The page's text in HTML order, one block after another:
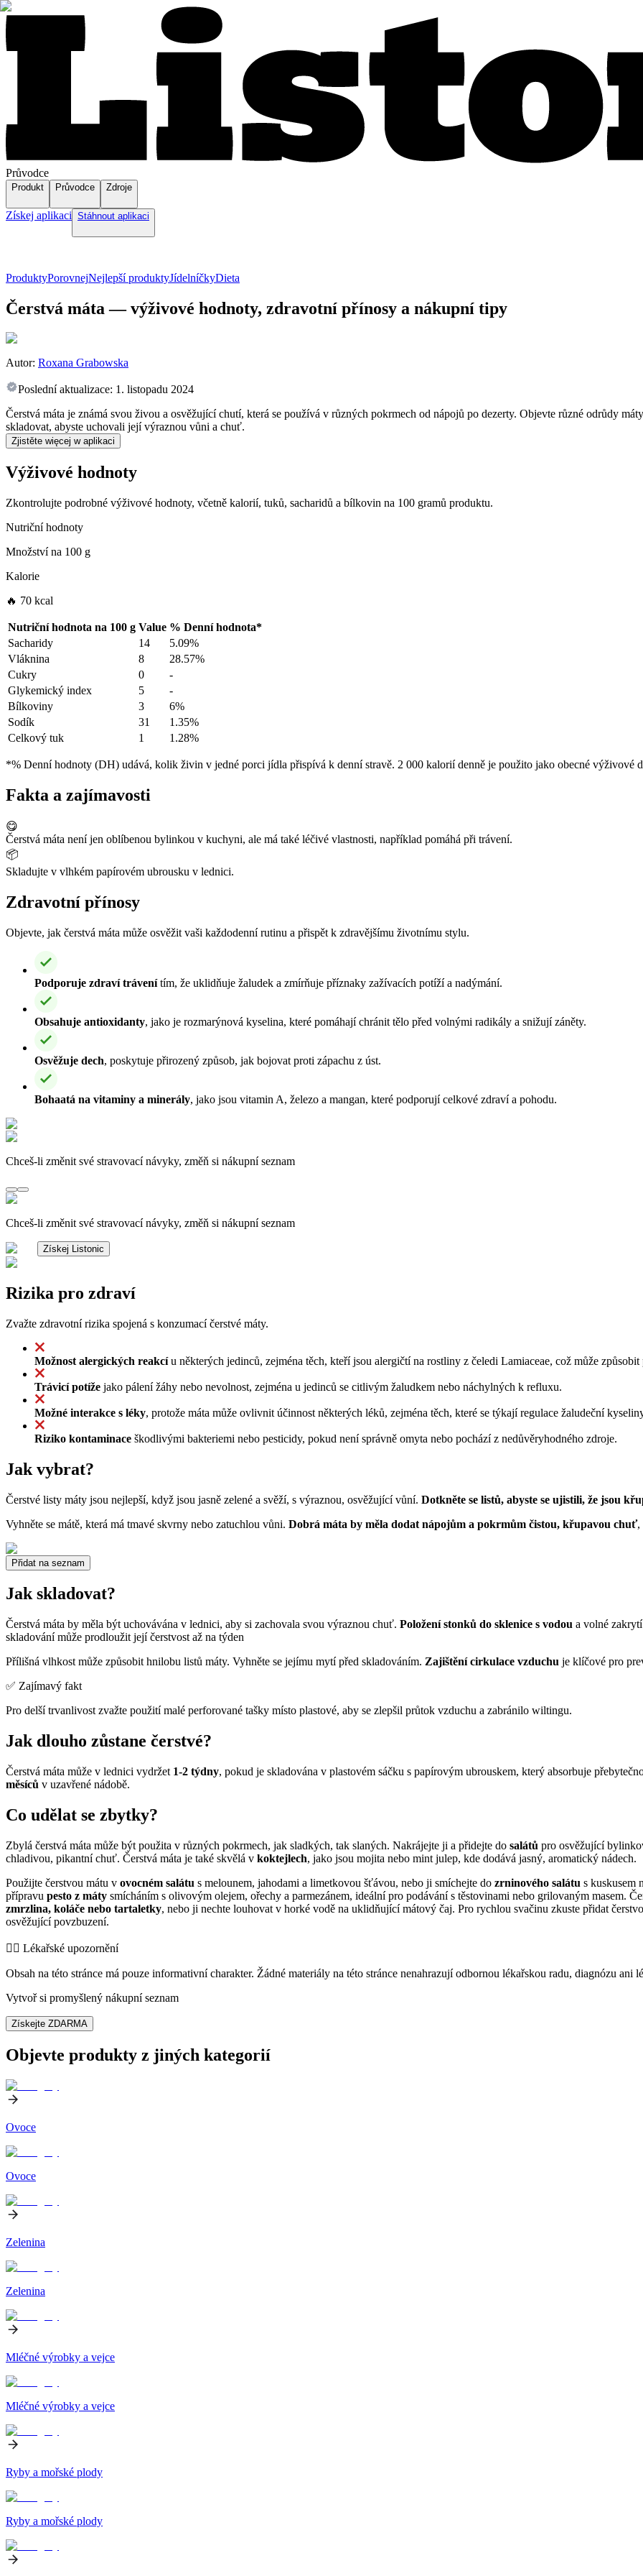
Průvodce
Produkt Průvodce Zdroje
Získej aplikaci Stáhnout aplikaci
ProduktyPorovnejNejlepší produktyJídelníčkyDieta
Čerstvá máta — výživové hodnoty, zdravotní přínosy a nákupní tipy
Autor: Roxana Grabowska
Poslední aktualizace: 1. listopadu 2024
Čerstvá máta je známá svou živou a osvěžující chutí, která se používá v různých pokrmech od nápojů po dezerty. Objevte různé odrůdy
skladovat, abyste uchovali její výraznou vůni a chuť.
Zjistěte więcej w aplikaci
Výživové hodnoty
Zkontrolujte podrobné výživové hodnoty, včetně kalorií, tuků, sacharidů a bílkovin na 100 gramů produktu.
Nutriční hodnoty
Množství na 100 g
Kalorie
🔥 70 kcal
Nutriční hodnota na 100 g Value % Denní hodnota*
Sacharidy
14
5.09%
Vláknina
8
28.57%
Cukry
0
-
Glykemický index
5
-
Bílkoviny
3
6%
Sodík
31
1.35%
Celkový tuk
1 1.28%
*% Denní hodnoty (DH) udává, kolik živin v jedné porci jídla přispívá k denní stravě. 2 000 kalorií denně je použito jako obecné výživové
Fakta a zajímavosti
😋
Čerstvá máta není jen oblíbenou bylinkou v kuchyni, ale má také léčivé vlastnosti, například pomáhá při trávení.
📦
Skladujte v vlhkém papírovém ubrousku v lednici.
Zdravotní přínosy
Objevte, jak čerstvá máta může osvěžit vaši každodenní rutinu a přispět k zdravějšímu životnímu stylu.
Podporuje zdraví trávenítím, že uklidňuje žaludek a zmírňuje příznaky zažívacích potíží a nadýmání.
Obsahuje antioxidanty, jako je rozmarýnová kyselina, které pomáhají chránit tělo před volnými radikály a snižují záněty.
Osvěžuje dech, poskytuje přirozený způsob, jak bojovat proti zápachu z úst.
Bohaatá na vitaminy a minerály, jako jsou vitamin A, železo a mangan, které podporují celkové zdraví a pohodu.
Chceš-li změnit své stravovací návyky, změň si nákupní seznam
Chceš-li změnit své stravovací návyky, změň si nákupní seznam
Získej Listonic
Rizika pro zdraví
Zvažte zdravotní rizika spojená s konzumací čerstvé máty.
Možnost alergických reakcíu některých jedinců, zejména těch, kteří jsou alergičtí na rostliny z čeledi Lamiaceae, což může
Trávicí potíže jako pálení žáhy nebo nevolnost, zejména u jedinců se citlivým žaludkem nebo náchylných k refluxu.
Možné interakce s léky, protože máta může ovlivnit účinnost některých léků, zejména těch, které se týkají regulace žaludeční
Riziko kontaminace škodlivými bakteriemi nebo pesticidy, pokud není správně omyta nebo pochází z nedůvěryhodného zdroje.
Jak vybrat?
Čerstvé listy máty jsou nejlepší, když jsou jasně zelené a svěží, s výraznou, osvěžující vůní. Dotkněte se listů, abyste se ujistili, že jsou
Vyhněte se mátě, která má tmavé skvrny nebo zatuchlou vůni. Dobrá máta by měla dodat nápojům a pokrmům čistou, křupavou chuť,
Přidat na seznam
Jak skladovat?
Čerstvá máta by měla být uchovávána v lednici, aby si zachovala svou výraznou chuť. Položení stonků do sklenice s vodou a volné
skladování může prodloužit její čerstvost až na týden
Přílišná vlhkost může způsobit hnilobu listů máty. Vyhněte se jejímu mytí před skladováním. Zajištění cirkulace vzduchu je klíčové pro
✅ Zajímavý fakt
Pro delší trvanlivost zvažte použití malé perforované tašky místo plastové, aby se zlepšil průtok vzduchu a zabránilo wiltingu.
Jak dlouho zůstane čerstvé?
Čerstvá máta může v lednici vydržet 1-2 týdny, pokud je skladována v plastovém sáčku s papírovým ubrouskem, který absorbuje
měsíců v uzavřené nádobě.
Co udělat se zbytky?
Zbylá čerstvá máta může být použita v různých pokrmech, jak sladkých, tak slaných. Nakrájejte ji a přidejte do salátů pro osvěžující
chladivou, pikantní chuť. Čerstvá máta je také skvělá v koktejlech, jako jsou mojita nebo mint julep, kde dodává jasný, aromatický nádech.
Použijte čerstvou mátu v ovocném salátu s melounem, jahodami a limetkovou šťávou, nebo ji smíchejte do zrninového salátu s kuskusem
přípravu pesto z máty smícháním s olivovým olejem, ořechy a parmezánem, ideální pro podávání s těstovinami nebo grilovaným masem.
zmrzlina, koláče nebo tartaletky, nebo ji nechte louhovat v horké vodě na uklidňující mátový čaj. Pro rychlou svačinu zkuste přidat
osvěžující povzbuzení.
👨‍⚕️️ Lékařské upozornění
Obsah na této stránce má pouze informativní charakter. Žádné materiály na této stránce nenahrazují odbornou lékařskou radu, diagnózu ani
Vytvoř si promyšlený nákupní seznam
Získejte ZDARMA
Objevte produkty z jiných kategorií
Ovoce
Ovoce
Zelenina
Zelenina
Mléčné výrobky a vejce
Mléčné výrobky a vejce
Ryby a mořské plody
Ryby a mořské plody